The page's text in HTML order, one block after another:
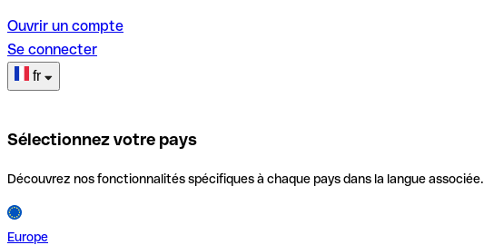
Ouvrir un compte
Se connecter
fr
Sélectionnez votre pays
Découvrez nos fonctionnalités spécifiques à chaque pays dans la langue associée.
Europe